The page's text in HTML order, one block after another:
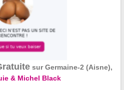
sur Germaine-2 (Aisne),
& Michel Black